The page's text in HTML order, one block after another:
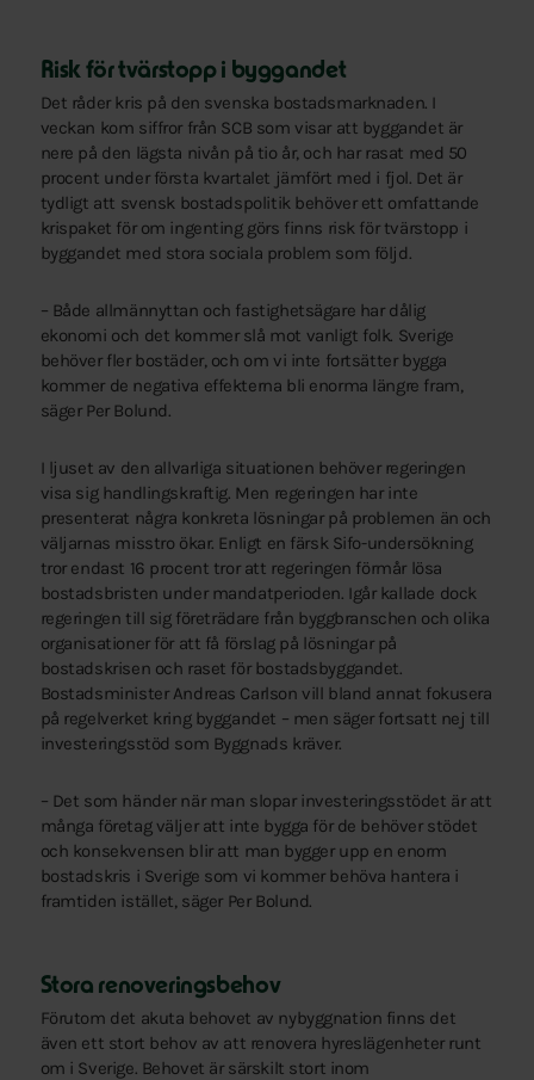
Risk för tvärstopp i byggandet
Det råder kris på den svenska bostadsmarknaden. I
veckan kom siffror från SCB som visar att byggandet är
nere på den lägsta nivån på tio år, och har rasat med 50
procent under första kvartalet jämfört med i fjol. Det är
tydligt att svensk bostadspolitik behöver ett omfattande
krispaket för om ingenting görs finns risk för tvärstopp i
byggandet med stora sociala problem som följd.
– Både allmännyttan och fastighetsägare har dålig
ekonomi och det kommer slå mot vanligt folk. Sverige
behöver fler bostäder, och om vi inte fortsätter bygga
kommer de negativa effekterna bli enorma längre fram,
säger Per Bolund.
I ljuset av den allvarliga situationen behöver regeringen
visa sig handlingskraftig. Men regeringen har inte
presenterat några konkreta lösningar på problemen än och
väljarnas misstro ökar. Enligt en färsk Sifo-undersökning
tror endast 16 procent tror att regeringen förmår lösa
bostadsbristen under mandatperioden. Igår kallade dock
regeringen till sig företrädare från byggbranschen och olika
organisationer för att få förslag på lösningar på
bostadskrisen och raset för bostadsbyggandet.
Bostadsminister Andreas Carlson vill bland annat fokusera
på regelverket kring byggandet – men säger fortsatt nej till
investeringsstöd som Byggnads kräver.
– Det som händer när man slopar investeringsstödet är att
många företag väljer att inte bygga för de behöver stödet
och konsekvensen blir att man bygger upp en enorm
bostadskris i Sverige som vi kommer behöva hantera i
framtiden istället, säger Per Bolund.
Stora renoveringsbehov
Förutom det akuta behovet av nybyggnation finns det
även ett stort behov av att renovera hyreslägenheter runt
om i Sverige. Behovet är särskilt stort inom